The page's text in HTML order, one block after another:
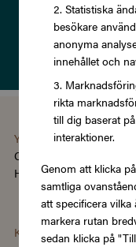
Statistiska
besökare
anonyma
innehållet och
rikta
till dig baserat
interaktioner.
Genom att klicka
samtliga
att specificera
markera rutan
sedan klicka på
Läs om vår
You're using the
Change language/region
Hantera cookies |
Kategorier